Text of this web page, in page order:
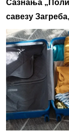
Сазнања
савезу